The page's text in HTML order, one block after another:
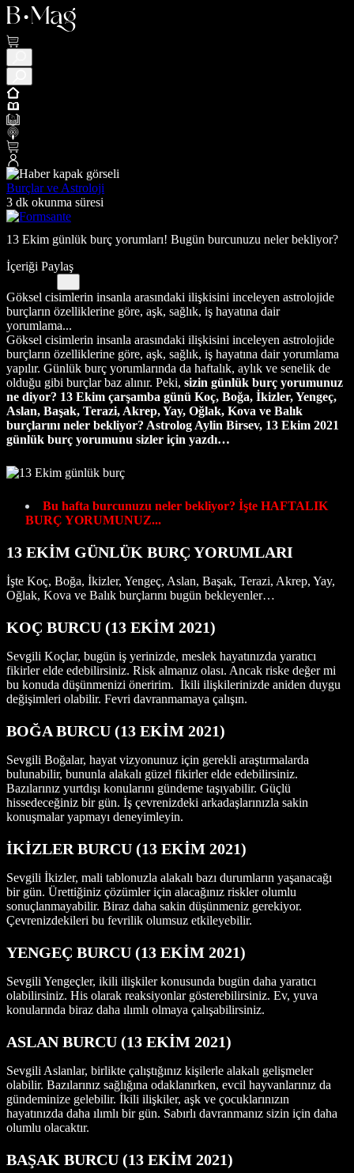
Burçlar ve Astroloji
3 dk okunma süresi
13 Ekim günlük burç yorumları! Bugün burcunuzu neler bekliyor?
İçeriği Paylaş
Göksel cisimlerin insanla arasındaki ilişkisini inceleyen astrolojide
burçların özelliklerine göre, aşk, sağlık, iş hayatına dair
yorumlama...
Göksel cisimlerin insanla arasındaki ilişkisini inceleyen astrolojide
burçların özelliklerine göre, aşk, sağlık, iş hayatına dair yorumlama
yapılır. Günlük burç yorumlarında da haftalık, aylık ve senelik de
olduğu gibi burçlar baz alınır. Peki, sizin günlük burç yorumunuz
ne diyor? 13 Ekim çarşamba günü Koç, Boğa, İkizler, Yengeç,
Aslan, Başak, Terazi, Akrep, Yay, Oğlak, Kova ve Balık
burçlarını neler bekliyor? Astrolog Aylin Birsev, 13 Ekim 2021
günlük burç yorumunu sizler için yazdı…
Bu hafta burcunuzu neler bekliyor? İşte HAFTALIK
BURÇ YORUMUNUZ...
13 EKİM GÜNLÜK BURÇ YORUMLARI
İşte Koç, Boğa, İkizler, Yengeç, Aslan, Başak, Terazi, Akrep, Yay,
Oğlak, Kova ve Balık burçlarını bugün bekleyenler…
KOÇ BURCU (13 EKİM 2021)
Sevgili Koçlar, bugün iş yerinizde, meslek hayatınızda yaratıcı
fikirler elde edebilirsiniz. Risk almanız olası. Ancak riske değer mi
bu konuda düşünmenizi öneririm. İkili ilişkilerinizde aniden duygu
değişimleri olabilir. Fevri davranmamaya çalışın.
BOĞA BURCU (13 EKİM 2021)
Sevgili Boğalar, hayat vizyonunuz için gerekli araştırmalarda
bulunabilir, bununla alakalı güzel fikirler elde edebilirsiniz.
Bazılarınız yurtdışı konularını gündeme taşıyabilir. Güçlü
hissedeceğiniz bir gün. İş çevrenizdeki arkadaşlarınızla sakin
konuşmalar yapmayı deneyimleyin.
İKİZLER BURCU (13 EKİM 2021)
Sevgili İkizler, mali tablonuzla alakalı bazı durumların yaşanacağı
bir gün. Ürettiğiniz çözümler için alacağınız riskler olumlu
sonuçlanmayabilir. Biraz daha sakin düşünmeniz gerekiyor.
Çevrenizdekileri bu fevrilik olumsuz etkileyebilir.
YENGEÇ BURCU (13 EKİM 2021)
Sevgili Yengeçler, ikili ilişkiler konusunda bugün daha yaratıcı
olabilirsiniz. His olarak reaksiyonlar gösterebilirsiniz. Ev, yuva
konularında biraz daha ılımlı olmaya çalışabilirsiniz.
ASLAN BURCU (13 EKİM 2021)
Sevgili Aslanlar, birlikte çalıştığınız kişilerle alakalı gelişmeler
olabilir. Bazılarınız sağlığına odaklanırken, evcil hayvanlarınız da
gündeminize gelebilir. İkili ilişkiler, aşk ve çocuklarınızın
hayatınızda daha ılımlı bir gün. Sabırlı davranmanız sizin için daha
olumlu olacaktır.
BAŞAK BURCU (13 EKİM 2021)